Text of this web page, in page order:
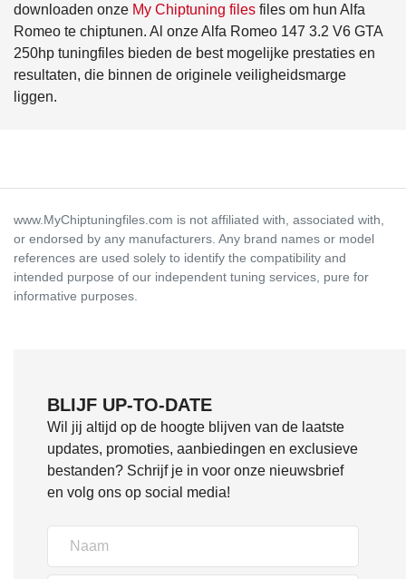
downloaden onze My Chiptuning files files om hun Alfa
Romeo te chiptunen. Al onze Alfa Romeo 147 3.2 V6 GTA
250hp tuningfiles bieden de best mogelijke prestaties en
resultaten, die binnen de originele veiligheidsmarge
liggen.
www.MyChiptuningfiles.com is not affiliated with, associated with,
or endorsed by any manufacturers. Any brand names or model
references are used solely to identify the compatibility and
intended purpose of our independent tuning services, pure for
informative purposes.
BLIJF UP-TO-DATE
Wil jij altijd op de hoogte blijven van de laatste
updates, promoties, aanbiedingen en exclusieve
bestanden? Schrijf je in voor onze nieuwsbrief
en volg ons op social media!